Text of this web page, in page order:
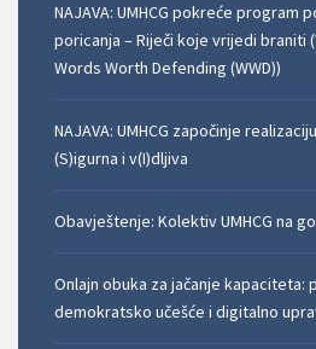
NAJAVA: UMHCG pokreće program
poricanja – Riječi koje vrijedi braniti
Words Worth Defending (WWD))
NAJAVA: UMHCG započinje
(S)igurna i v(I)dljiva
Obavještenje: Kolektiv UMHCG na
Onlajn obuka za jačanje kapaciteta:
demokratsko učešće i digitalno